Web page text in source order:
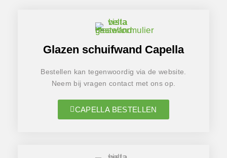
Glazen schuifwand Capella
Bestellen kan tegenwoordig via de website.
Neem bij vragen contact met ons op.
CAPELLA BESTELLEN